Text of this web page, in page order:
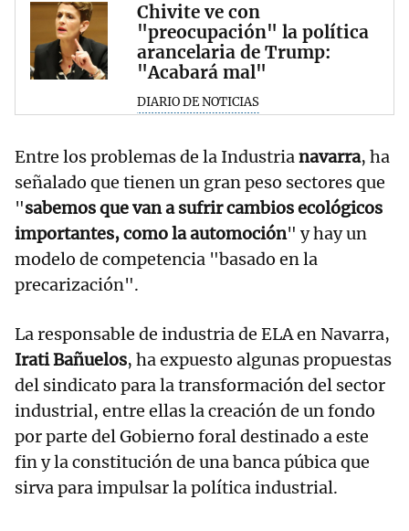
Chivite ve con
"preocupación" la política
arancelaria de Trump:
"Acabará mal"
DIARIO DE NOTICIAS
Entre los problemas de la Industrianavarra, ha
señalado que tienen un gran peso sectores que
"sabemos que van a sufrir cambios ecológicos
importantes, como la automoción" y hay un
modelo de competencia "basado en la
precarización".
La responsable de industria de ELA en Navarra,
Irati Bañuelos, ha expuesto algunas propuestas
del sindicato para la transformación del sector
industrial, entre ellas la creación de un fondo
por parte del Gobierno foral destinado a este
fin y la constitución de una banca púbica que
sirva para impulsar la política industrial.